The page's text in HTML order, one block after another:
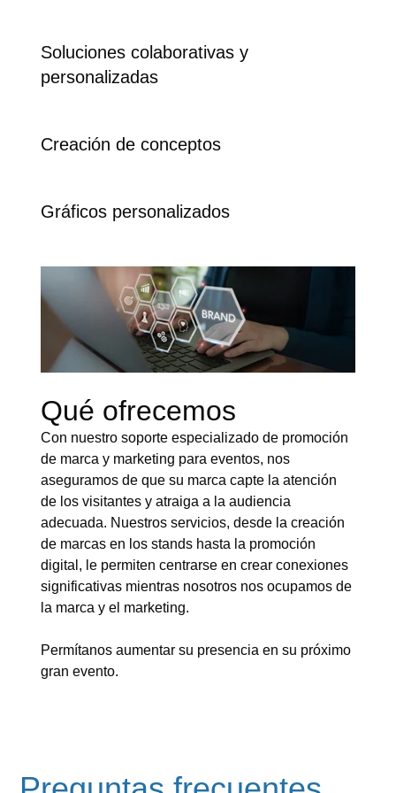
Soluciones colaborativas y
personalizadas
Creación de conceptos
Gráficos personalizados
Qué ofrecemos
Con nuestro soporte especializado de promoción
de marca y marketing para eventos, nos
aseguramos de que su marca capte la atención
de los visitantes y atraiga a la audiencia
adecuada. Nuestros servicios, desde la creación
de marcas en los stands hasta la promoción
digital, le permiten centrarse en crear conexiones
significativas mientras nosotros nos ocupamos de
la marca y el marketing.
Permítanos aumentar su presencia en su próximo
gran evento.